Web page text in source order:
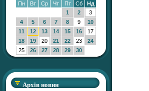
Пн
Вт Ср Чт Пт Сб
Нд
1
2
3
4
5 6 7 8 9
10
11
12 13 14 15 16
17
18
19 20 21 22 23
24
25
26 27 28 29 30
Архів новин